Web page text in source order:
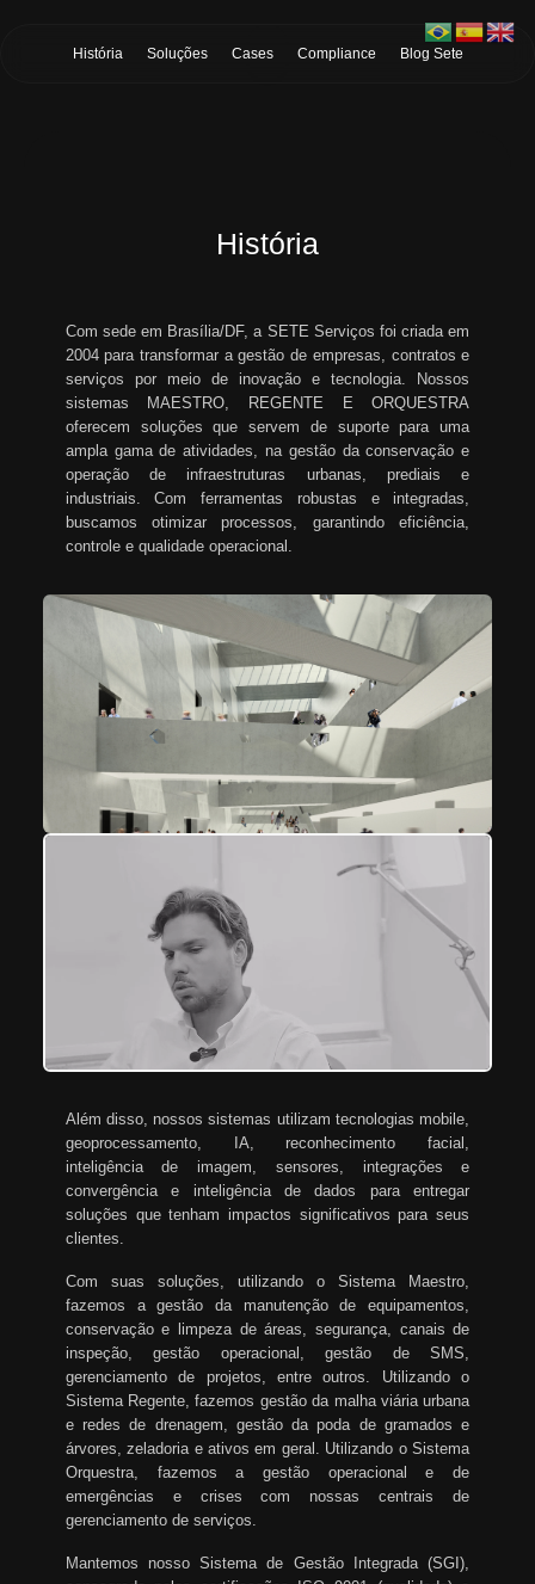
História Soluções Cases Compliance Blog Sete
História
Com sede em Brasília/DF, a SETE Serviços foi criada em
2004 para transformar a gestão de empresas, contratos e
serviços por meio de inovação e tecnologia. Nossos
sistemas MAESTRO, REGENTE E ORQUESTRA
oferecem soluções que servem de suporte para uma
ampla gama de atividades, na gestão da conservação e
operação de infraestruturas urbanas, prediais e
industriais. Com ferramentas robustas e integradas,
buscamos otimizar processos, garantindo eficiência,
controle e qualidade operacional.
Além disso, nossos sistemas utilizam tecnologias mobile,
geoprocessamento, IA, reconhecimento facial,
inteligência de imagem, sensores, integrações e
convergência e inteligência de dados para entregar
soluções que tenham impactos significativos para seus
clientes.
Com suas soluções, utilizando o Sistema Maestro,
fazemos a gestão da manutenção de equipamentos,
conservação e limpeza de áreas, segurança, canais de
inspeção, gestão operacional, gestão de SMS,
gerenciamento de projetos, entre outros. Utilizando o
Sistema Regente, fazemos gestão da malha viária urbana
e redes de drenagem, gestão da poda de gramados e
árvores, zeladoria e ativos em geral. Utilizando o Sistema
Orquestra, fazemos a gestão operacional e de
emergências e crises com nossas centrais de
gerenciamento de serviços.
Mantemos nosso Sistema de Gestão Integrada (SGI),